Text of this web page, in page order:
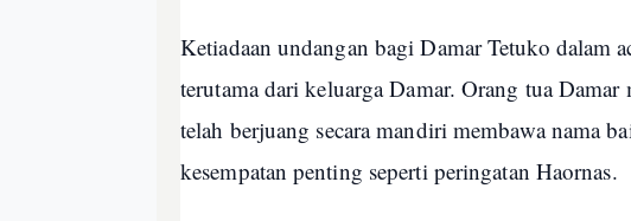
Ketiadaan undangan bagi Damar Tetuko dalam
terutama dari keluarga Damar. Orang tua Damar
telah berjuang secara mandiri membawa nama
kesempatan penting seperti peringatan Haornas.